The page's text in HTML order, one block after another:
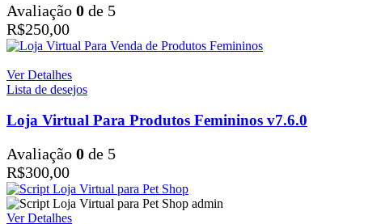
Avaliação 0 de 5
R$250,00
Ver Detalhes
Lista de desejos
Loja Virtual Para Produtos Femininos v7.6.0
Avaliação 0 de 5
R$300,00
Ver Detalhes